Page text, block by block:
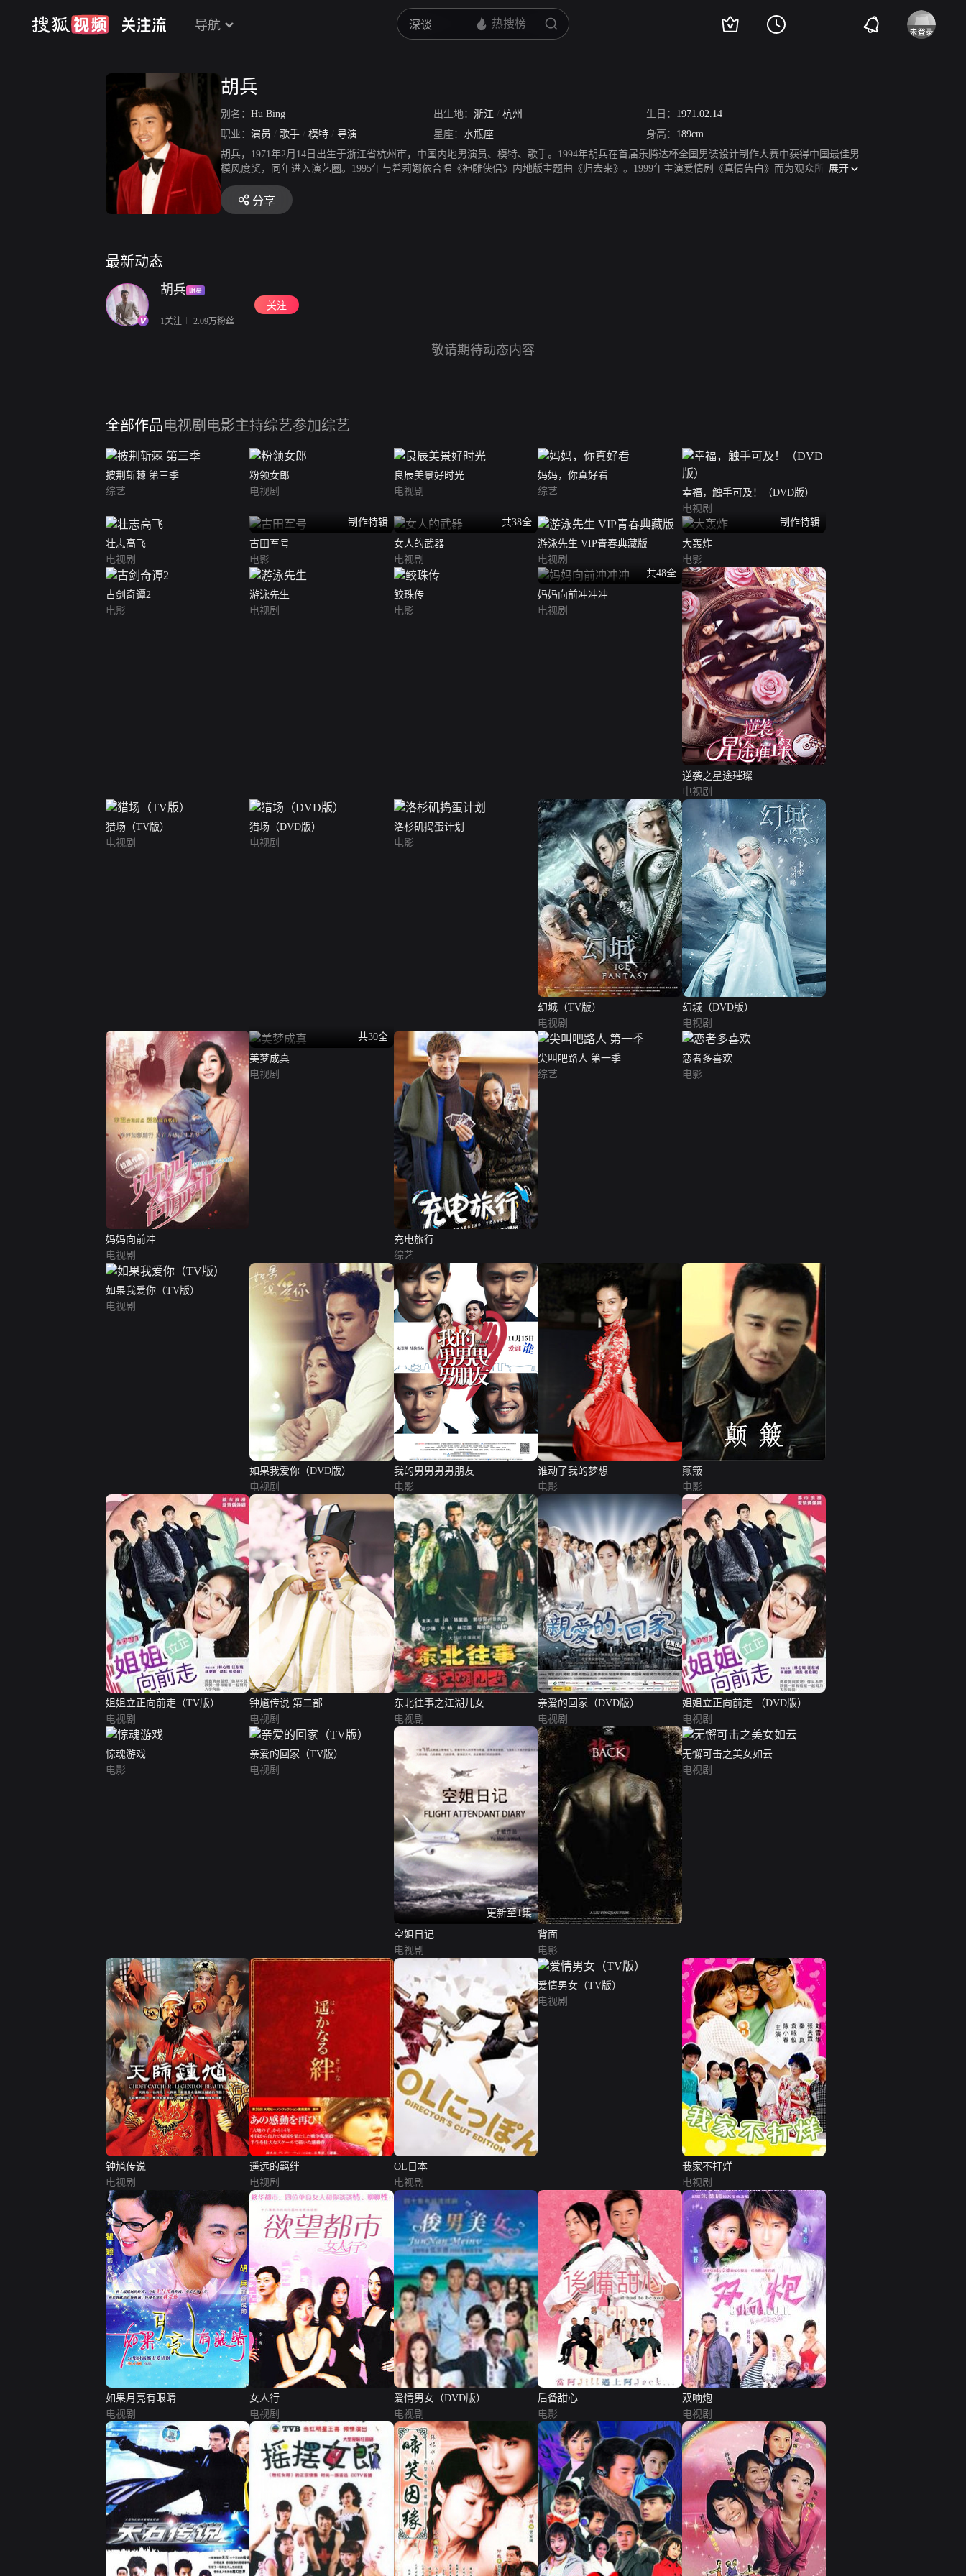
导航
胡兵
别名： Hu Bing 出生地： 浙江 / 杭州 生日： 1971.02.14
职业： 演员 / 歌手 / 模特 / 导演 星座： 水瓶座 身高： 189cm
胡兵，1971年2月14日出生于浙江省杭州市，中国内地男演员、模特、歌手。1994年胡兵在首届乐腾达杯全国男装设计制作大赛中获得中国最佳男
模风度奖，同年进入演艺圈。1995年与希莉娜依合唱《神雕侠侣》内地版主题曲《归去来》。1999年主演爱情剧《真情告白》而为观众所熟知。2
000年被网络评选为中国内地四大小生。2001年开始主演系列都市爱情喜剧《粉红女郎》、《双响炮》和《摇摆女郎》。2009年主演日本电视剧
《遥远的羁绊》。2011年出国深造后正式宣布回国，成立胡兵工作室，并主演都市励志剧《亲爱的回家》。2012年主演都市爱情剧《姐姐立正向
前走》，同年自导自演电影《我的罗马假日》。2013年主演职场女性励志剧《女人的武器》。2014年主演都市现代时尚剧《如果我爱你》。2015
展开
分享
最新动态
胡兵
1关注 2.09万粉丝
关注
敬请期待动态内容
全部作品电视剧 电影主持综艺参加综艺
披荆斩棘 第三季
综艺
粉领女郎
电视剧
良辰美景好时光
电视剧
妈妈，你真好看
综艺
幸福，触手可及！（DVD版）
电视剧
壮志高飞
电视剧
制作特辑
古田军号
电影
共38全
女人的武器
电视剧
游泳先生 VIP青春典藏版
电视剧
制作特辑
大轰炸
电影
古剑奇谭2
电影
游泳先生
电视剧
鲛珠传
电影
共48全
妈妈向前冲冲冲
电视剧
逆袭之星途璀璨
电视剧
猎场（TV版）
电视剧
猎场（DVD版）
电视剧
洛杉矶捣蛋计划
电影
幻城（TV版）
电视剧
幻城（DVD版）
电视剧
妈妈向前冲
电视剧
共30全
美梦成真
电视剧
充电旅行
综艺
尖叫吧路人 第一季
综艺
恋者多喜欢
电影
如果我爱你（TV版）
电视剧
如果我爱你（DVD版）
电视剧
我的男男男男朋友
电影
谁动了我的梦想
电影
颠簸
电影
姐姐立正向前走（TV版）
电视剧
钟馗传说 第二部
电视剧
东北往事之江湖儿女
电视剧
亲爱的回家（DVD版）
电视剧
姐姐立正向前走 （DVD版）
电视剧
惊魂游戏
电影
亲爱的回家（TV版）
电视剧
更新至1集
空姐日记
电视剧
背面
电影
无懈可击之美女如云
电视剧
钟馗传说
电视剧
遥远的羁绊
电视剧
OL日本
电视剧
爱情男女（TV版）
电视剧
我家不打烊
电视剧
如果月亮有眼睛
电视剧
女人行
电视剧
爱情男女（DVD版）
电视剧
后备甜心
电影
双响炮
电视剧